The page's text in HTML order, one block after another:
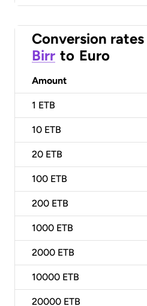
Conversion rates
Birr to Euro
Amount
1 ETB
10 ETB
20 ETB
100 ETB
200 ETB
1000 ETB
2000 ETB
10000 ETB
20000 ETB